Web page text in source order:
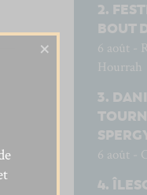
BOUT
6 août -
Hourrah
6 août -
×